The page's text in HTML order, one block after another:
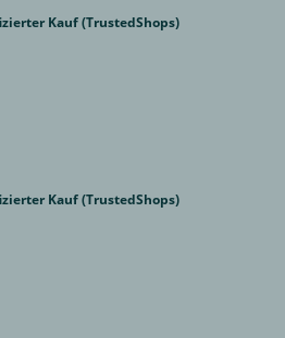
Kauf (TrustedShops)
Kauf (TrustedShops)